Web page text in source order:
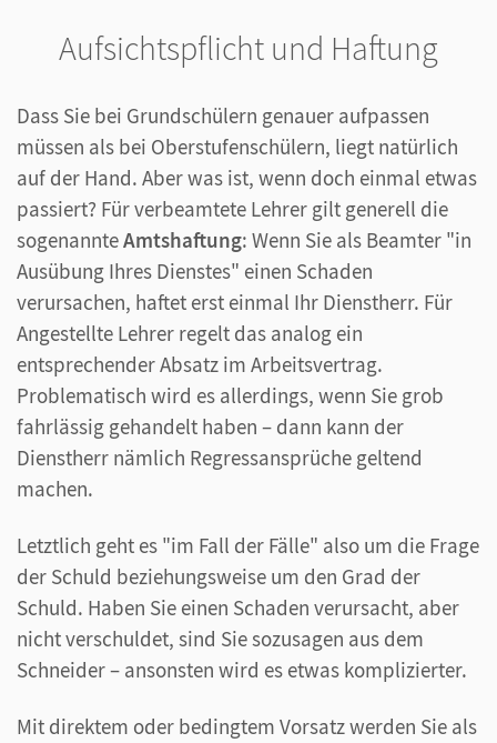
Aufsichtspflicht und Haftung
Dass Sie bei Grundschülern genauer aufpassen
müssen als bei Oberstufenschülern, liegt natürlich
auf der Hand. Aber was ist, wenn doch einmal etwas
passiert? Für verbeamtete Lehrer gilt generell die
sogenannteAmtshaftung: Wenn Sie als Beamter "in
Ausübung Ihres Dienstes" einen Schaden
verursachen, haftet erst einmal Ihr Dienstherr. Für
Angestellte Lehrer regelt das analog ein
entsprechender Absatz im Arbeitsvertrag.
Problematisch wird es allerdings, wenn Sie grob
fahrlässig gehandelt haben – dann kann der
Dienstherr nämlich Regressansprüche geltend
machen.
Letztlich geht es "im Fall der Fälle" also um die Frage
der Schuld beziehungsweise um den Grad der
Schuld. Haben Sie einen Schaden verursacht, aber
nicht verschuldet, sind Sie sozusagen aus dem
Schneider – ansonsten wird es etwas komplizierter.
Mit direktem oder bedingtem Vorsatz werden Sie als